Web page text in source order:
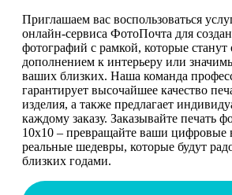
Приглашаем вас воспользоваться
онлайн-сервиса ФотоПочта для
фотографий с рамкой, которые
дополнением к интерьеру или
ваших близких. Наша команда
гарантирует высочайшее качество
изделия, а также предлагает
каждому заказу. Заказывайте печать
10х10 – превращайте ваши цифровые
реальные шедевры, которые будут
близких годами.